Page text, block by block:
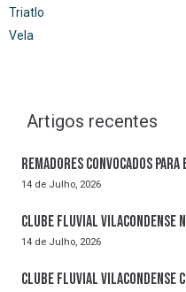
Triatlo
Vela
Artigos recentes
Remadores convocados para
14 de Julho, 2026
Clube Fluvial Vilacondense
14 de Julho, 2026
Clube Fluvial Vilacondense